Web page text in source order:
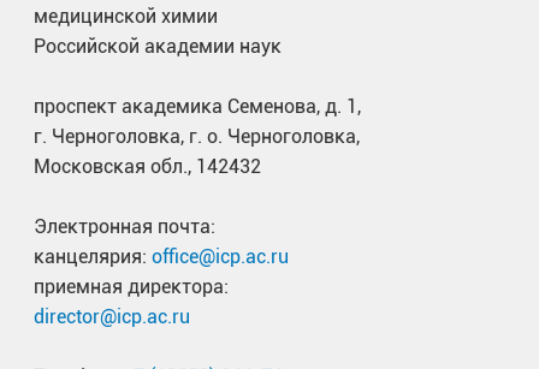
медицинской химии
Российской академии наук
проспект академика Семенова, д. 1,
г. Черноголовка, г. о. Черноголовка,
Московская обл., 142432
Электронная почта:
канцелярия: office@icp.ac.ru
приемная директора:
director@icp.ac.ru